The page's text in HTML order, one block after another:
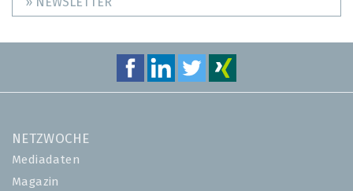
NETZWOCHE
Mediadaten
Magazin